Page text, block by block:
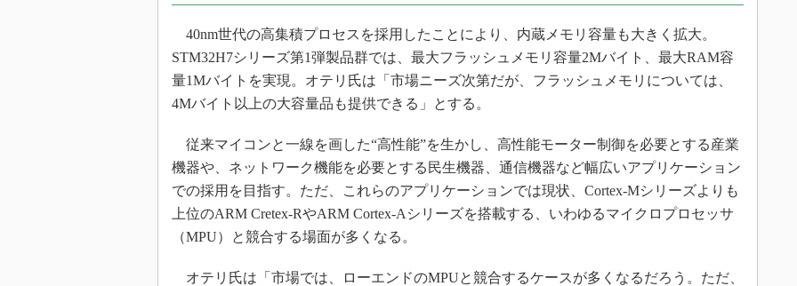
40nm世代の高集積プロセスを採用したことにより、内蔵メモリ容量も大きく拡大。
STM32H7シリーズ第1弾製品群では、最大フラッシュメモリ容量2Mバイト、最大RAM容
量1Mバイトを実現。オテリ氏は「市場ニーズ次第だが、フラッシュメモリについては、
4Mバイト以上の大容量品も提供できる」とする。
従来マイコンと一線を画した“高性能”を生かし、高性能モーター制御を必要とする産業
機器や、ネットワーク機能を必要とする民生機器、通信機器など幅広いアプリケーション
での採用を目指す。ただ、これらのアプリケーションでは現状、Cortex-Mシリーズよりも
上位のARM Cretex-RやARM Cortex-Aシリーズを搭載する、いわゆるマイクロプロセッサ
（MPU）と競合する場面が多くなる。
オテリ氏は「市場では、ローエンドのMPUと競合するケースが多くなるだろう。ただ、